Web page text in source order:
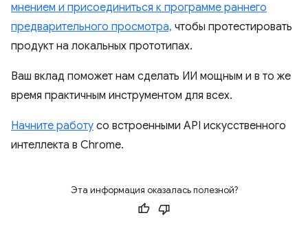
мнением и присоединиться к программе раннего
предварительного просмотра, чтобы протестировать
продукт на локальных прототипах.
Ваш вклад поможет нам сделать ИИ мощным и в то же
время практичным инструментом для всех.
Начните работу со встроенными API искусственного
интеллекта в Chrome.
Эта информация оказалась полезной?